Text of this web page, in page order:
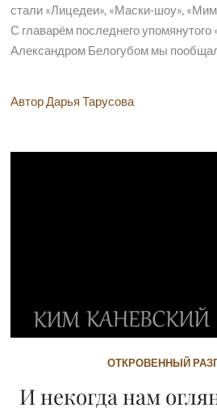
стали «Лицедеи», «Маски-шоу»,
С главарём последнего упомянутого
Александром Белогубом мы
Автор Дарья Тарусова
ОТКРОВЕННЫЙ
И некогда нам